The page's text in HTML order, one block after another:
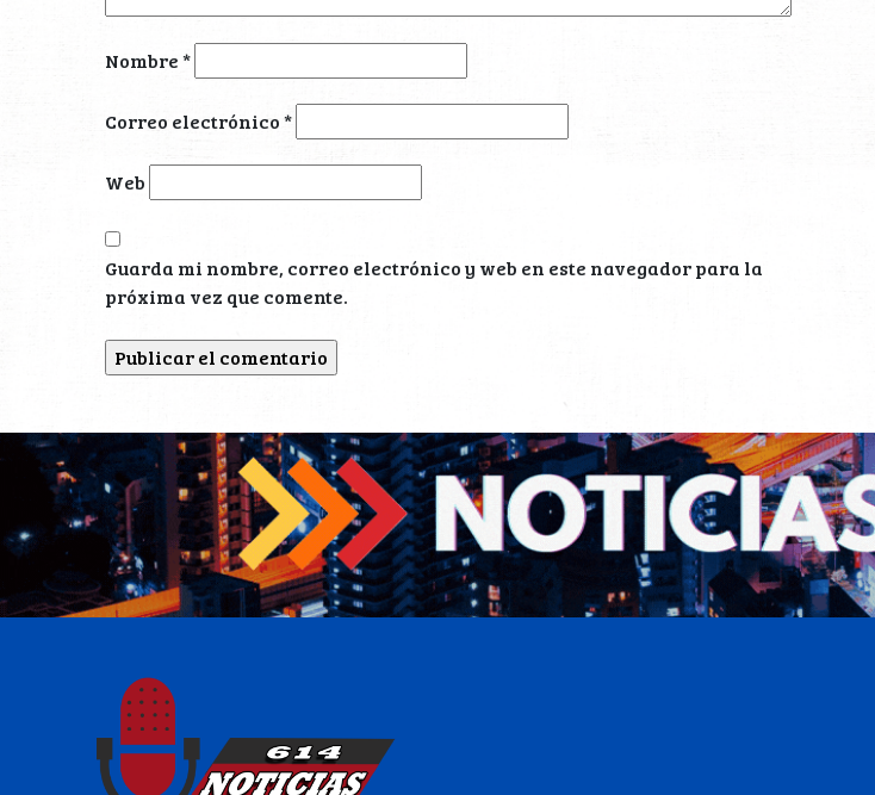
Nombre*
Correo electrónico*
Web
Guarda mi nombre, correo electrónico y web en este navegador para la
próxima vez que comente.